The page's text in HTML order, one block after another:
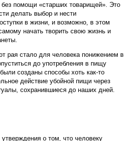
без помощи «старших товарищей». Это
делать выбор и нести
в жизни, и возможно, в этом
начать творить свою жизнь и
рая стало для человека понижением в
до употребления в пищу
созданы способы хоть как-то
действие убойной пищи через
сохранившиеся до наших дней.
о том, что человеку